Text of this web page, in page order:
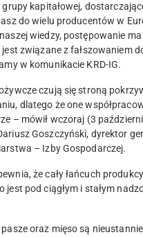
grupy kapitałowej,
do wielu producentów w
wiedzy, postępowanie
związane z fałszowaniem
w komunikacie KRD-IG.
czują się stroną
dlatego że one
– mówił wczoraj (3
Goszczyński, dyrektor
– Izby Gospodarczej.
że cały łańcuch
jest pod ciągłym i stałym
pasze oraz mięso są